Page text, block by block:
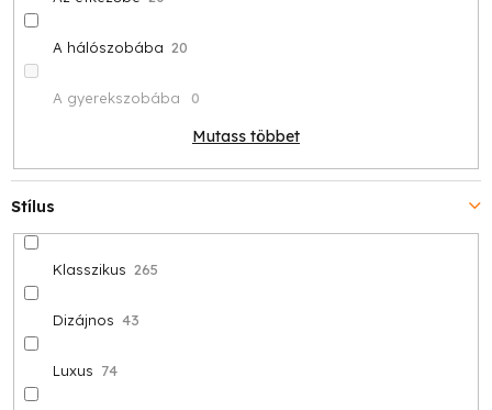
A hálószobába 20
A gyerekszobába 0
Mutass többet
Stílus
Klasszikus 265
Dizájnos 43
Luxus 74